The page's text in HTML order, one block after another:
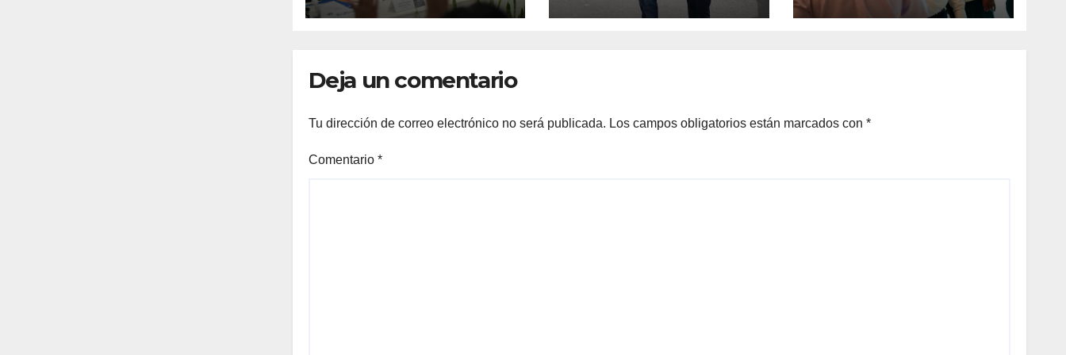
día 20 de agosto a
MANOLO
BENEFICIO DEL
Deja un comentario
Tu dirección de correo electrónico no será publicada. Los campos obligatorios están marcados con *
Comentario *